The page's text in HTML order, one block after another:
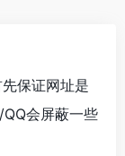
保证网址是
会屏蔽一些